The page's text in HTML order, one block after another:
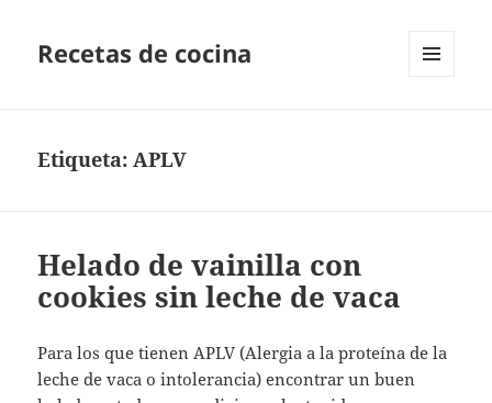
Recetas de cocina
Etiqueta:APLV
Helado de vainilla con
cookies sin leche de vaca
Para los que tienen APLV (Alergia a la proteína de la
leche de vaca o intolerancia) encontrar un buen